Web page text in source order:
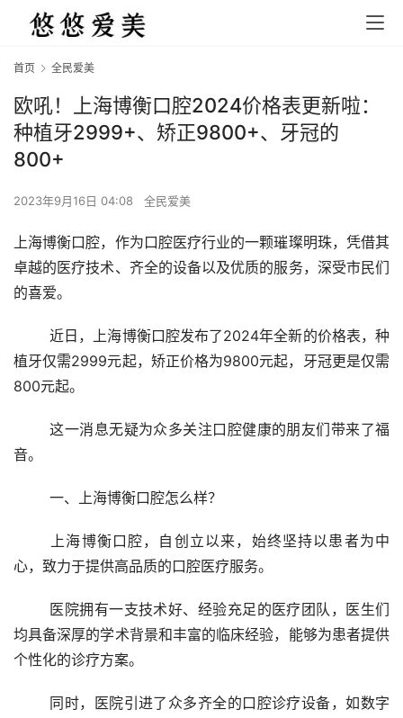
首页 全民爱美
欧吼！上海博衡口腔2024价格表更新啦：
种植牙2999+、矫正9800+、牙冠的
800+
2023年9月16日 04:08 全民爱美
上海博衡口腔，作为口腔医疗行业的一颗璀璨明珠，凭借其
卓越的医疗技术、齐全的设备以及优质的服务，深受市民们
的喜爱。
	近日，上海博衡口腔发布了2024年全新的价格表，种
植牙仅需2999元起，矫正价格为9800元起，牙冠更是仅需
800元起。
	这一消息无疑为众多关注口腔健康的朋友们带来了福
音。
	一、上海博衡口腔怎么样？
心，致力于提供高品质的口腔医疗服务。
均具备深厚的学术背景和丰富的临床经验，能够为患者提供
个性化的诊疗方案。